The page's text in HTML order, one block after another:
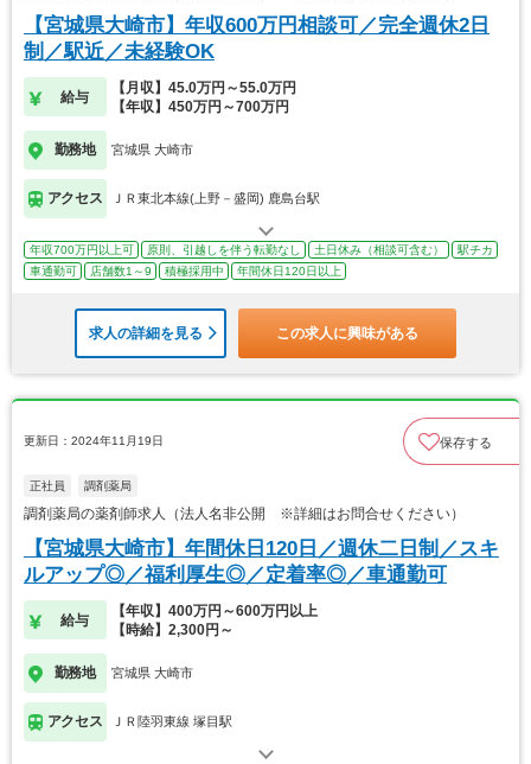
【宮城県大崎市】年収600万円相談可／完全週休2日
制／駅近／未経験OK
給与
【月収】45.0万円～55.0万円
【年収】450万円～700万円
勤務地 宮城県 大崎市
アクセス ＪＲ東北本線(上野－盛岡) 鹿島台駅
年収700万円以上可 原則、引越しを伴う転勤なし 土日休み（相談可含む）
駅チカ
車通勤可
店舗数1～9 積極採用中 年間休日120日以上
求人の詳細を見る この求人に興味がある
更新日：2024年11月19日 保存する
正社員 調剤薬局
調剤薬局の薬剤師求人（法人名非公開 ※詳細はお問合せください）
【宮城県大崎市】年間休日120日／週休二日制／スキ
ルアップ◎／福利厚生◎／定着率◎／車通勤可
給与
【年収】400万円～600万円以上
【時給】2,300円～
勤務地 宮城県 大崎市
アクセス ＪＲ陸羽東線 塚目駅